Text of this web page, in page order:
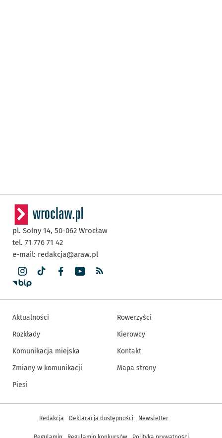
pl. Solny 14, 50-062 Wrocław
tel. 71 776 71 42
e-mail: redakcja@araw.pl
Aktualności
Rozkłady
Komunikacja miejska
Zmiany w komunikacji
Piesi
Rowerzyści
Kierowcy
Kontakt
Mapa strony
Inne informacje
Redakcja Deklaracja dostępności Newsletter